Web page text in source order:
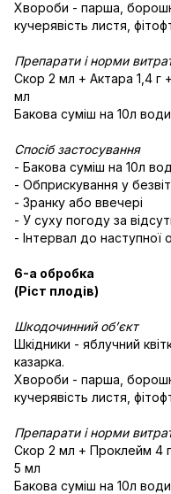
Хвороби - парша,
кучерявість листя,
Препарати і норми
Скор 2 мл + Актара 1,4 г
мл
Бакова суміш на 10л води
Спосіб застосування
- Бакова суміш на 10л
- Обприскування у
- Зранку або ввечері
- У суху погоду за
- Інтервал до наступної
6-а обробка
(Ріст плодів)
Шкодочинний об’єкт
Шкідники - яблучний
казарка.
Хвороби - парша,
кучерявість листя,
Препарати і норми
Скор 2 мл + Проклейм 4
5 мл
Бакова суміш на 10л води